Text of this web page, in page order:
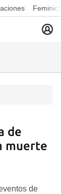
de
muerte
de